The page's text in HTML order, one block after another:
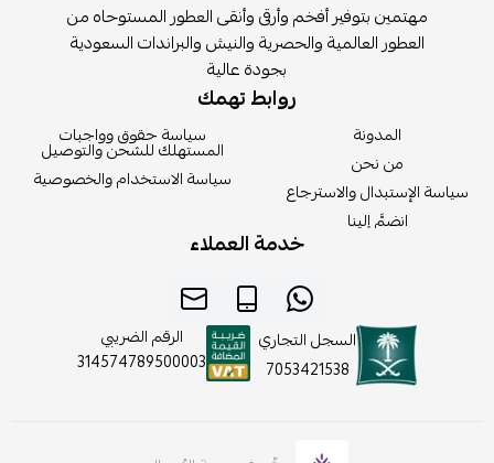
مهتمين بتوفير أفخم وأرقى وأنقى العطور المستوحاه من
العطور العالمية والحصرية والنيش والبراندات السعودية
بجودة عالية
روابط تهمك
المدونة
من نحن
سياسة الإستبدال والاسترجاع
انضمَّ إلينا
سياسة حقوق وواجبات
المستهلك للشحن والتوصيل
سياسة الاستخدام والخصوصية
خدمة العملاء
السجل التجاري
7053421538
الرقم الضريبي
314574789500003